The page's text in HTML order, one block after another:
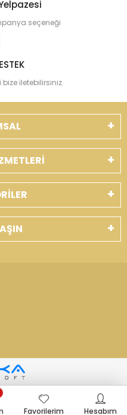
seçeneği
bize iletebilirsiniz.
Favorilerim
Hesabım